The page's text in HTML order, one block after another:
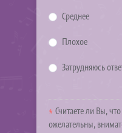
Среднее
Плохое
Затрудняюсь
Считаете ли Вы,
ожелательны,